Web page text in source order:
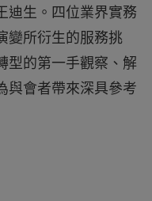
迪生。四位業界實務
變所衍生的服務挑
型的第一手觀察、解
與會者帶來深具參考